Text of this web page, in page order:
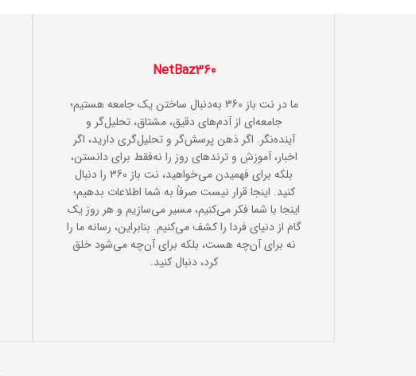
NetBaz360
ما در نت باز 360 به‌دنبال ساختن یک جامعه هستیم؛
جامعه‌ای از آدم‌های دقیق، مشتاق، تحلیل‌گر و
آینده‌نگر. اگر ذهن پرسش‌گر و تحلیل‌گری دارید، اگر
اخبار، آموزش و ترندهای روز را نه‌فقط برای دانستن،
بلکه برای فهمیدن می‌خواهید، نت باز 360 را دنبال
کنید. اینجا قرار نیست صرفاً به شما اطلاعات بدهیم؛
اینجا با شما فکر می‌کنیم، مسیر می‌سازیم و هر روز یک
گام از دنیای فردا را کشف می‌کنیم. بنابراین، رسانه ما را
نه برای آن‌چه هست، بلکه برای آن‌چه می‌شود خلق
کرد، دنبال کنید.